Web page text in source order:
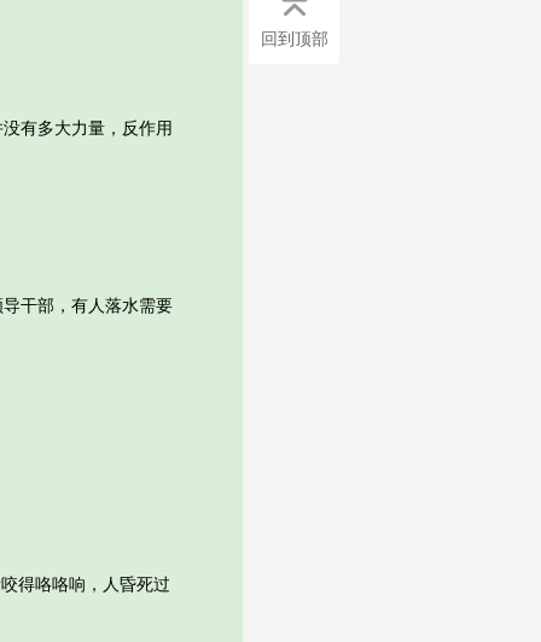
有多大力量，反作用
干部，有人落水需要
得咯咯响，人昏死过
回到顶部